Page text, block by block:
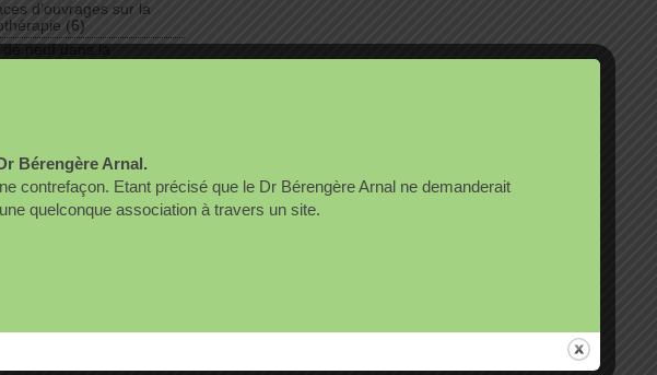
d'ouvrages sur la
(6)
Bérengère Arnal.
contrefaçon. Etant précisé que le Dr Bérengère Arnal ne demanderait
quelconque association à travers un site.